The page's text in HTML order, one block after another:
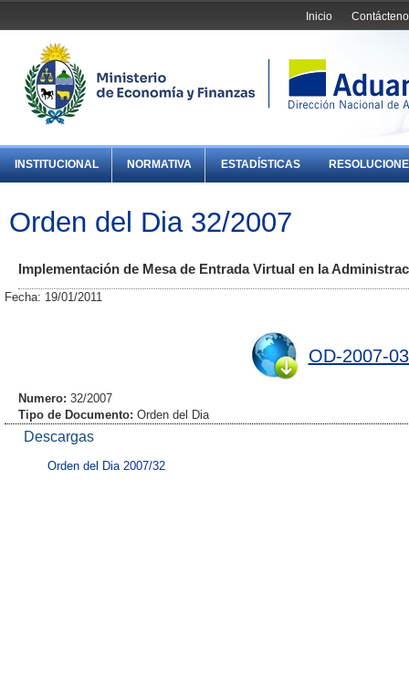
Inicio
INSTITUCIONAL NORMATIVA ESTADÍSTICAS
Orden del Dia 32/2007
Implementación de Mesa de Entrada Virtual en la
Fecha: 19/01/2011
OD-2007-
Numero: 32/2007
Tipo de Documento: Orden del Dia
Descargas
Orden del Dia 2007/32